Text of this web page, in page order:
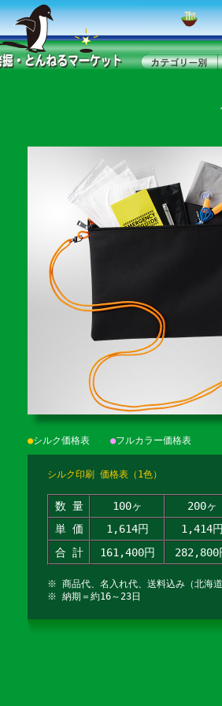
●シルク価格表 ●フルカラー価格表
シルク印刷 価格表（1色）
数 量 100ヶ 200ヶ
単 価
1,614円 1,414円
合 計
161,400円 282,800
※ 商品代、名入れ代、送料込み（北海
※ 納期＝約16～23日